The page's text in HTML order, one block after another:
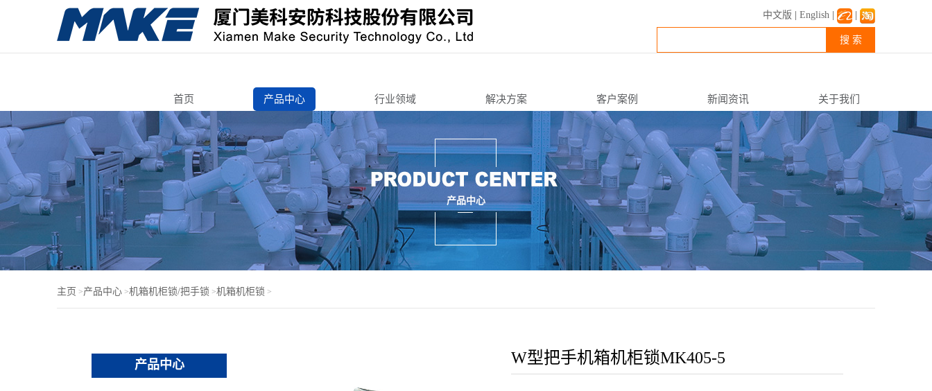
中文版 English
搜 索
首页 产品中心
自动售货机锁
寄存柜锁
智能电子锁
机箱机柜锁/把手锁
锁芯/按压锁
电脑锁
门锁芯
办公家具锁
行业领域
办公寄存
智能终端
智慧城市
3C周边
机车后装
解决方案
智能终端
智慧城市
3C周边
商用锁
客户案例 新闻资讯
公司新闻
行业资讯
常见FAQ
关于我们
企业简介
企业文化
资质荣誉
联系我们
产品中心
主页 >产品中心 >机箱机柜锁/把手锁 >机箱机柜锁 >
产品中心 W型把手机箱机柜锁MK405-5